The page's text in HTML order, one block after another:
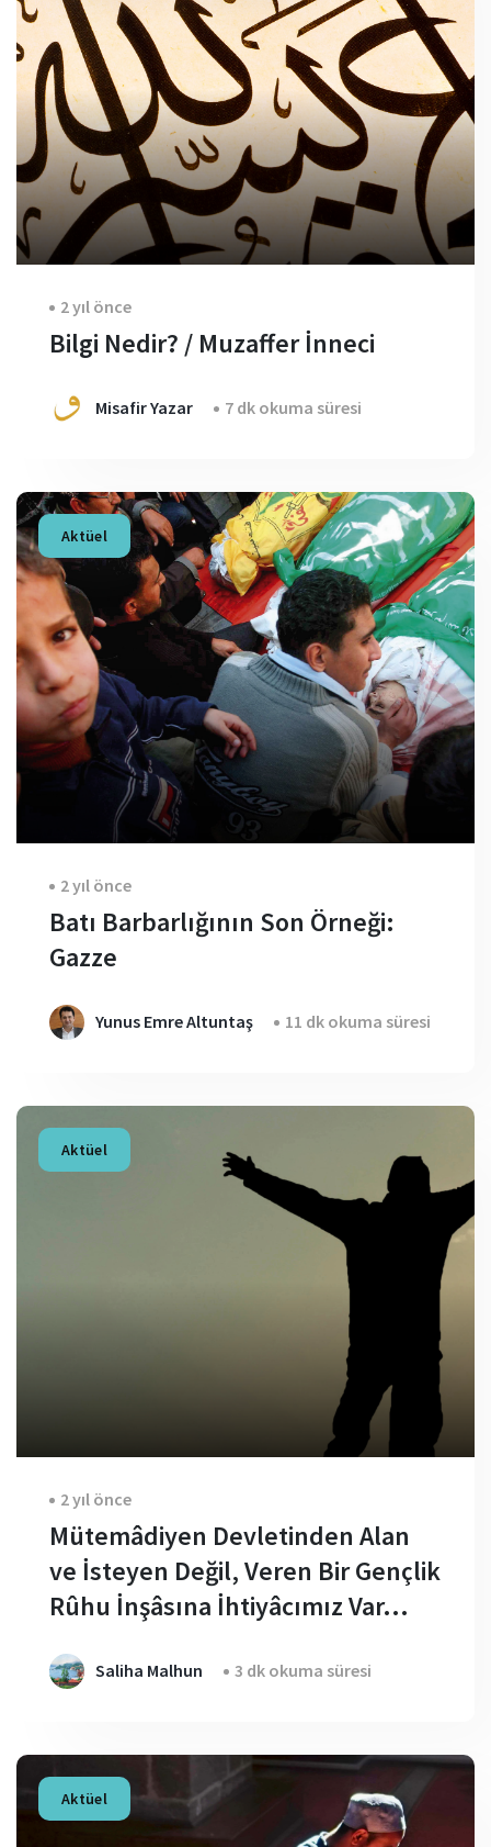
2 yıl önce
Bilgi Nedir? / Muzaffer İnneci
Misafir Yazar 7 dk okuma süresi
Aktüel
2 yıl önce
Batı Barbarlığının Son Örneği:
Gazze
Yunus Emre Altuntaş 11 dk okuma süresi
Aktüel
2 yıl önce
Mütemâdiyen Devletinden Alan
ve İsteyen Değil, Veren Bir Gençlik
Rûhu İnşâsına İhtiyâcımız Var...
Saliha Malhun 3 dk okuma süresi
Aktüel